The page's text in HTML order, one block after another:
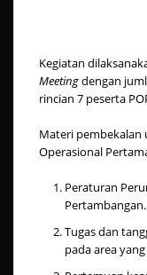
Kegiatan
Meetingdengan
rincian 7 peserta
Materi pembekalan
Operasional
Peraturan
Pertambangan.
Tugas dan
pada area